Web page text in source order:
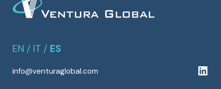
EN / IT / ES
info@venturaglobal.com